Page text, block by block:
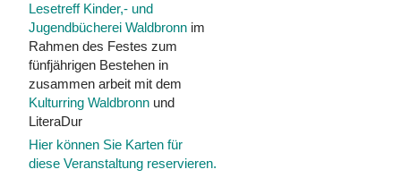
Lesetreff Kinder,- und
Jugendbücherei Waldbronn im
Rahmen des Festes zum
fünfjährigen Bestehen in
zusammen arbeit mit dem
Kulturring Waldbronn und
LiteraDur
Hier können Sie Karten für
diese Veranstaltung reservieren.